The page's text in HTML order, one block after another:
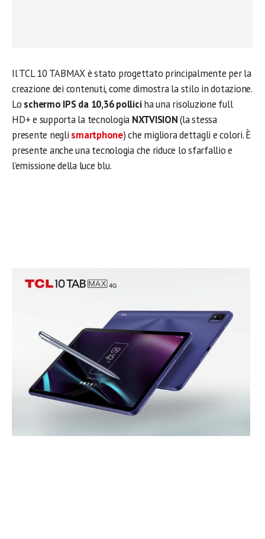
Il TCL 10 TABMAX è stato progettato principalmente per la
creazione dei contenuti, come dimostra la stilo in dotazione.
Lo schermo IPS da 10,36 polliciha una risoluzione full
HD+ e supporta la tecnologia NXTVISION(la stessa
presente negli smartphone) che migliora dettagli e colori. È
presente anche una tecnologia che riduce lo sfarfallio e
l’emissione della luce blu.